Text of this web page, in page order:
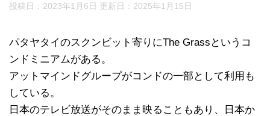
投稿日：2023年1月6日 更新日： 2025年1月15日
パタヤタイのスクンビット寄りにThe Grassというコ
ンドミニアムがある。
アットマインドグループがコンドの一部として利用も
している。
日本のテレビ放送がそのまま映ることもあり、日本か